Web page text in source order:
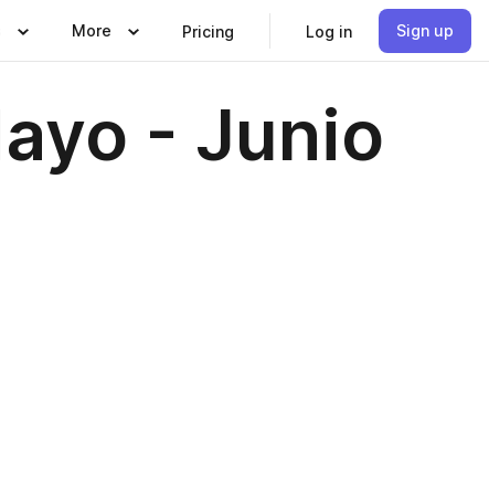
More Pricing Log in Sign up
- Junio